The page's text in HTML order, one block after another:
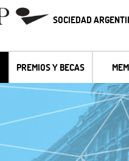
SOCIEDAD
PREMIOS Y BECAS